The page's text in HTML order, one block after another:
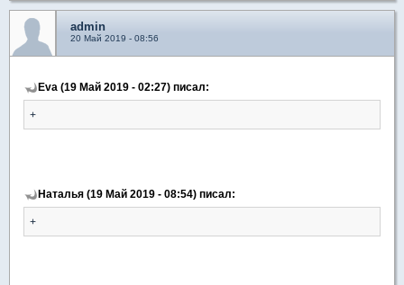
admin
20 Май 2019 - 08:56
Eva (19 Май 2019 - 02:27) писал:
+
Наталья (19 Май 2019 - 08:54) писал:
+